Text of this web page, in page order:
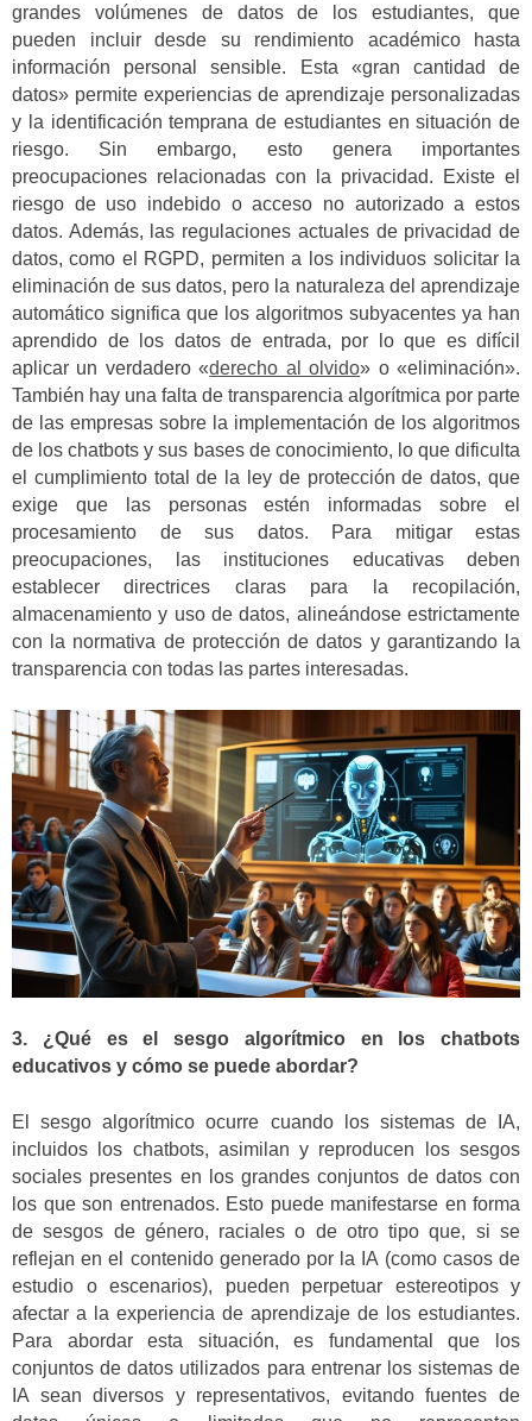
grandes volúmenes de datos de los estudiantes, que
pueden incluir desde su rendimiento académico hasta
información personal sensible. Esta «gran cantidad de
datos» permite experiencias de aprendizaje personalizadas
y la identificación temprana de estudiantes en situación de
riesgo. Sin embargo, esto genera importantes
preocupaciones relacionadas con la privacidad. Existe el
riesgo de uso indebido o acceso no autorizado a estos
datos. Además, las regulaciones actuales de privacidad de
datos, como el RGPD, permiten a los individuos solicitar la
eliminación de sus datos, pero la naturaleza del aprendizaje
automático significa que los algoritmos subyacentes ya han
aprendido de los datos de entrada, por lo que es difícil
aplicar un verdadero «derecho al olvido» o «eliminación».
También hay una falta de transparencia algorítmica por parte
de las empresas sobre la implementación de los algoritmos
de los chatbots y sus bases de conocimiento, lo que dificulta
el cumplimiento total de la ley de protección de datos, que
exige que las personas estén informadas sobre el
procesamiento de sus datos. Para mitigar estas
preocupaciones, las instituciones educativas deben
establecer directrices claras para la recopilación,
almacenamiento y uso de datos, alineándose estrictamente
con la normativa de protección de datos y garantizando la
transparencia con todas las partes interesadas.
3. ¿Qué es el sesgo algorítmico en los chatbots
educativos y cómo se puede abordar?
El sesgo algorítmico ocurre cuando los sistemas de IA,
incluidos los chatbots, asimilan y reproducen los sesgos
sociales presentes en los grandes conjuntos de datos con
los que son entrenados. Esto puede manifestarse en forma
de sesgos de género, raciales o de otro tipo que, si se
reflejan en el contenido generado por la IA (como casos de
estudio o escenarios), pueden perpetuar estereotipos y
afectar a la experiencia de aprendizaje de los estudiantes.
Para abordar esta situación, es fundamental que los
conjuntos de datos utilizados para entrenar los sistemas de
IA sean diversos y representativos, evitando fuentes de